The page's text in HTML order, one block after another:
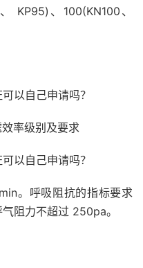
KP95)、100(KN100、
率级别及要求
。呼吸阻抗的指标要求
阻力不超过 250pa。